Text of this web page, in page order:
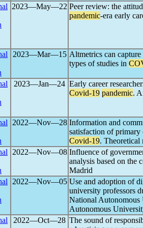
2023―May―22 Peer review: the
pandemic-era early
2023―Mar―15 Altmetrics can capture
types of studies in
2023―Jan―24 Early career
Covid-19 pandemic.
2022―Nov―28 Information and
satisfaction of primary
Covid-19. Theoretical
2022―Nov―08 Influence of
analysis based on the
Madrid
2022―Nov―05 Use and adoption of
university professors
National
Autonomous
2022―Oct―28 The sound of